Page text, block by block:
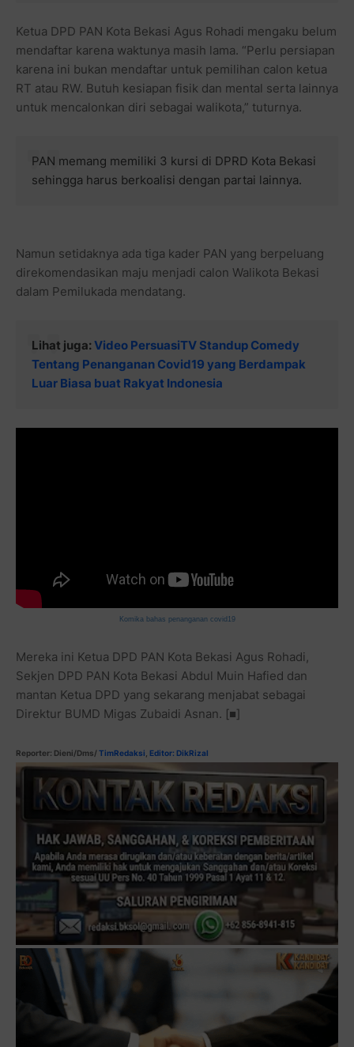
Ketua DPD PAN Kota Bekasi Agus Rohadi mengaku belum
mendaftar karena waktunya masih lama. “Perlu persiapan
karena ini bukan mendaftar untuk pemilihan calon ketua
RT atau RW. Butuh kesiapan fisik dan mental serta lainnya
untuk mencalonkan diri sebagai walikota,” tuturnya.
PAN memang memiliki 3 kursi di DPRD Kota Bekasi
sehingga harus berkoalisi dengan partai lainnya.
Namun setidaknya ada tiga kader PAN yang berpeluang
direkomendasikan maju menjadi calon Walikota Bekasi
dalam Pemilukada mendatang.
Lihat juga: Video PersuasiTV Standup Comedy
Tentang Penanganan Covid19 yang Berdampak
Luar Biasa buat Rakyat Indonesia
Komika bahas penanganan covid19
Mereka ini Ketua DPD PAN Kota Bekasi Agus Rohadi,
Sekjen DPD PAN Kota Bekasi Abdul Muin Hafied dan
mantan Ketua DPD yang sekarang menjabat sebagai
Direktur BUMD Migas Zubaidi Asnan. [■]
Reporter: Dieni/Dms/ TimRedaksi, Editor: DikRizal